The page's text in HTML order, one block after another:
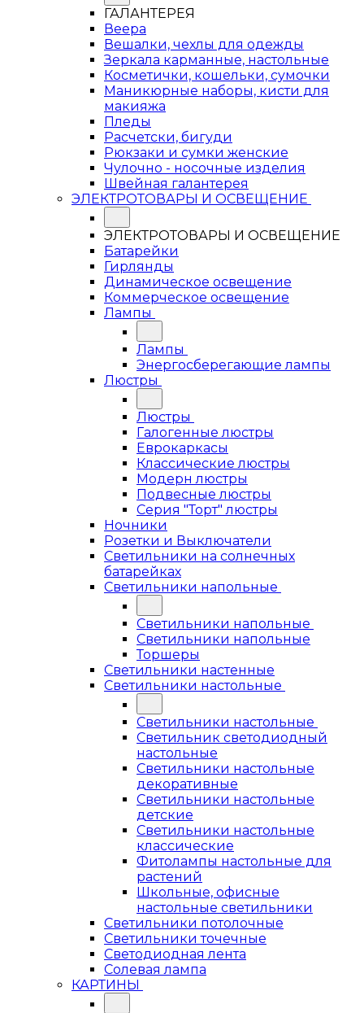
ГАЛАНТЕРЕЯ
Веера
Вешалки, чехлы для одежды
Зеркала карманные, настольные
Косметички, кошельки, сумочки
Маникюрные наборы, кисти для
макияжа
Пледы
Расчетски, бигуди
Рюкзаки и сумки женские
Чулочно - носочные изделия
Швейная галантерея
ЭЛЕКТРОТОВАРЫ И ОСВЕЩЕНИЕ
ЭЛЕКТРОТОВАРЫ И ОСВЕЩЕНИЕ
Батарейки
Гирлянды
Динамическое освещение
Коммерческое освещение
Лампы
Лампы
Энергосберегающие лампы
Люстры
Люстры
Галогенные люстры
Еврокаркасы
Классические люстры
Модерн люстры
Подвесные люстры
Серия "Торт" люстры
Ночники
Розетки и Выключатели
Светильники на солнечных
батарейках
Светильники напольные
Светильники напольные
Светильники напольные
Торшеры
Светильники настенные
Светильники настольные
Светильники настольные
Светильник светодиодный
настольные
Светильники настольные
декоративные
Светильники настольные
детские
Светильники настольные
классические
Фитолампы настольные для
растений
Школьные, офисные
настольные светильники
Светильники потолочные
Светильники точечные
Светодиодная лента
Солевая лампа
КАРТИНЫ